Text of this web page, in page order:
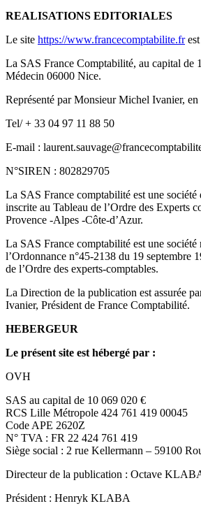
REALISATIONS EDITORIALES
Le site https://www.francecomptabilite.frest
La SAS France Comptabilité, au capital de
Médecin 06000 Nice.
Représenté par Monsieur Michel Ivanier, en
Tel/ + 33 04 97 11 88 50
E-mail :
N°SIREN : 802829705
La SAS France comptabilité est une société
inscrite au Tableau de l’Ordre des Experts
Provence -Alpes -Côte-d’Azur.
La SAS France comptabilité est une société
l’Ordonnance n°45-2138 du 19 septembre
de l’Ordre des experts-comptables.
La Direction de la publication est assurée
Ivanier, Président de France Comptabilité.
HEBERGEUR
Le présent site est hébergé par :
OVH
SAS au capital de 10 069 020 €
RCS Lille Métropole 424 761 419 00045
Code APE 2620Z
N° TVA : FR 22 424 761 419
Siège social : 2 rue Kellermann – 59100
Directeur de la publication : Octave
Président : Henryk KLABA